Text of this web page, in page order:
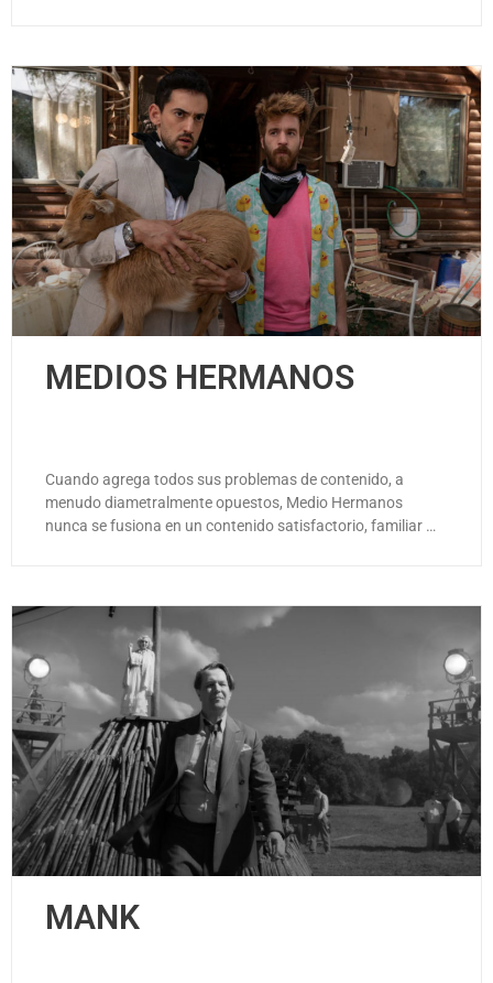
MEDIOS HERMANOS
Cuando agrega todos sus problemas de contenido, a
menudo diametralmente opuestos, Medio Hermanos
nunca se fusiona en un contenido satisfactorio, familiar …
MANK